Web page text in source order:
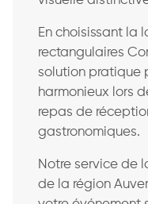
En choisissant la
rectangulaires
solution pratique
harmonieux lors
repas de
gastronomiques.
Notre service de
de la région